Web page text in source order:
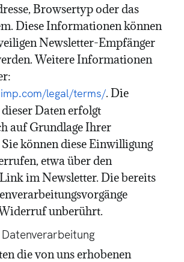
Browsertyp oder das
Diese Informationen können
Newsletter-Empfänger
Weitere Informationen
legal/terms/. Die
Daten erfolgt
auf Grundlage Ihrer
können diese Einwilligung
etwa über den
im Newsletter. Die bereits
unberührt.
die von uns erhobenen